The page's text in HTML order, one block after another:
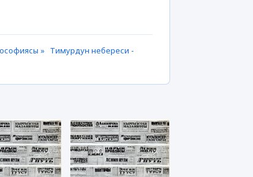
» Тимурдун небереси -